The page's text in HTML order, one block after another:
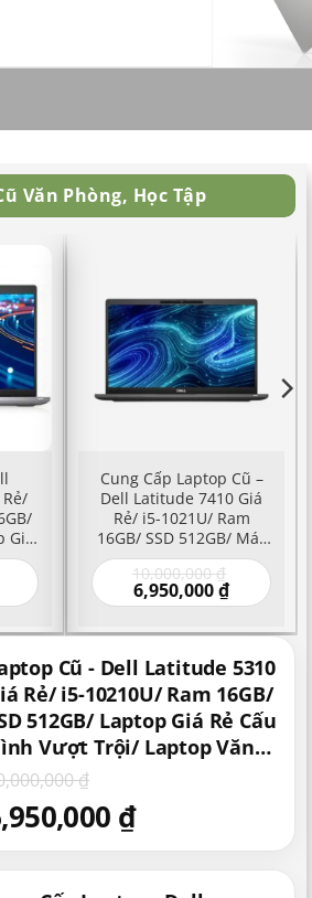
Văn Phòng, Học Tập
Giá
Cung Cấp Laptop Cũ –
Dell Latitude 7410 Giá
Rẻ/ i5-1021U/ Ram
16GB/ SSD 512GB/ Máy
Tính Laptop 14 inch Giá
Rẻ/ Laptop Mỹ Xách Tay
10,000,000₫
là:
6,950,000₫Giá
hiện
là:
6,950,000
Cũ - Dell Latitude 5310
Rẻ/ i5-10210U/ Ram 16GB/
512GB/ Laptop Giá Rẻ Cấu
Vượt Trội/ Laptop Văn
Học Tập/ Đồ Họa
₫
₫